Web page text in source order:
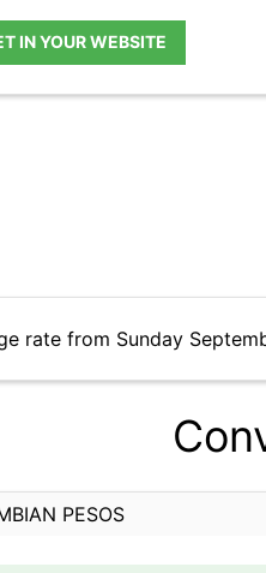
IN YOUR WEBSITE
rate from Sunday
PESOS